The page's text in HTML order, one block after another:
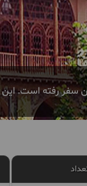
سفر رفته است.